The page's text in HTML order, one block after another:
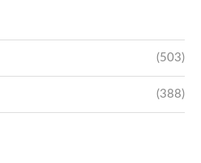
(503)
(388)